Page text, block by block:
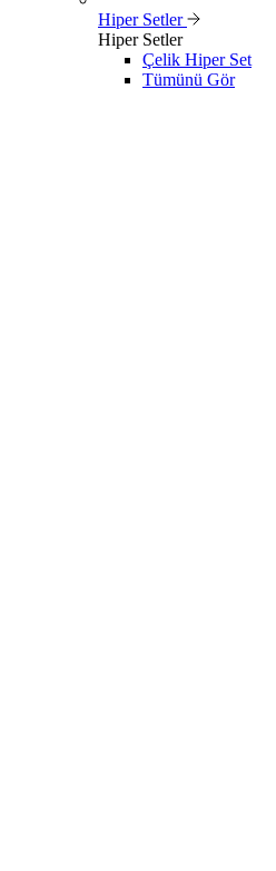
Hiper Setler
Hiper Setler
Çelik Hiper Set
Tümünü Gör